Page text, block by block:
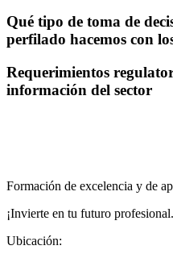
Qué tipo de toma de
perfilado hacemos con
Requerimientos
información del sector
Formación de excelencia y de
¡Invierte en tu futuro profesional.
Ubicación: